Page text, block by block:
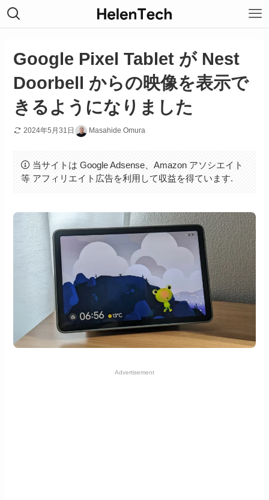
Google Pixel Tablet が Nest
Doorbell からの映像を表示で
きるようになりました
2024年5月31日 Masahide Omura
当サイトは Google Adsense、Amazon アソシエイト
等 アフィリエイト広告を利用して収益を得ています.
Advertisement